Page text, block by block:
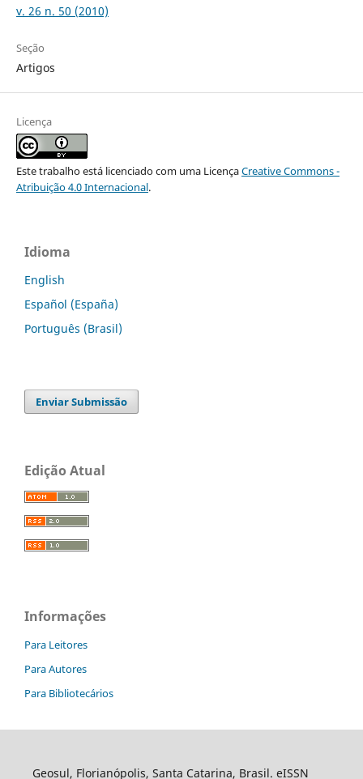
v. 26 n. 50 (2010)
Seção
Artigos
Licença
Este trabalho está licenciado com uma LicençaCreative Commons -
Atribuição 4.0 Internacional.
Idioma
English
Español (España)
Português (Brasil)
Enviar Submissão
Edição Atual
Informações
Para Leitores
Para Autores
Para Bibliotecários
Geosul, Florianópolis, Santa Catarina, Brasil. eISSN